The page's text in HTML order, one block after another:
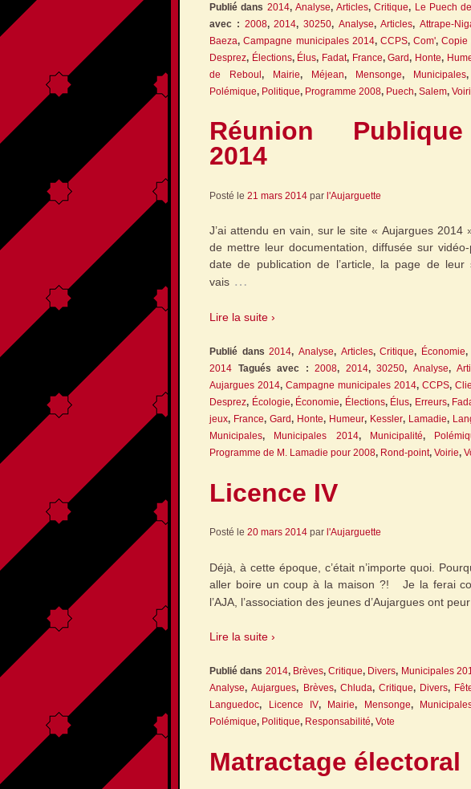
Publié dans 2014, Analyse,Articles,Critique, Le Puech
avec : 2008,2014, 30250, Analyse,Articles,Attrape-
Baeza,Campagne municipales 2014, CCPS,Com',Copie
Desprez, Élections, Élus, Fadat, France,Gard, Honte,
de Reboul, Mairie, Méjean, Mensonge, Municipales
Polémique, Politique, Programme 2008, Puech,Salem,
Réunion
2014
Posté le21 mars 2014 parl'Aujarguette
J’ai attendu en vain, sur le site « Aujargues 2014
de mettre leur documentation, diffusée sur
date de publication de l’article, la page de
vais …
Lire la suite ›
Publié dans2014,Analyse, Articles,Critique, Économie,
2014 Tagués avec :2008, 2014,30250, Analyse,
Aujargues 2014, Campagne municipales 2014, CCPS,
Desprez, Écologie, Économie, Élections, Élus, Erreurs,
jeux, France,Gard, Honte, Humeur, Kessler, Lamadie,
Municipales, Municipales 2014, Municipalité,
Programme de M. Lamadie pour 2008, Rond-point,Voirie,
Licence IV
Posté le20 mars 2014 par l'Aujarguette
Déjà, à cette époque, c’était n’importe quoi.
aller boire un coup à la maison ?! Je la ferai
l’AJA, l’association des jeunes d’Aujargues ont
Lire la suite ›
Publié dans 2014, Brèves,Critique, Divers, Municipales
Analyse,Aujargues, Brèves, Chluda, Critique, Divers,
Languedoc, Licence IV, Mairie, Mensonge,
Polémique, Politique, Responsabilité,Vote
Matractage électoral